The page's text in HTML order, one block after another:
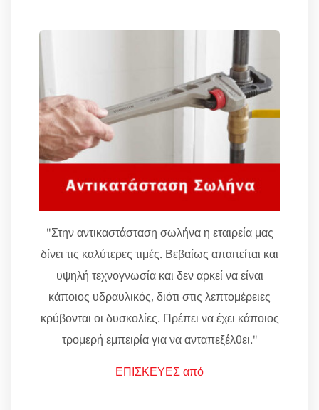
"Στην αντικαστάσταση σωλήνα η εταιρεία μας
δίνει τις καλύτερες τιμές. Βεβαίως απαιτείται και
υψηλή τεχνογνωσία και δεν αρκεί να είναι
κάποιος υδραυλικός, διότι στις λεπτομέρειες
κρύβονται οι δυσκολίες. Πρέπει να έχει κάποιος
τρομερή εμπειρία για να ανταπεξέλθει."
ΕΠΙΣΚΕΥΕΣ από